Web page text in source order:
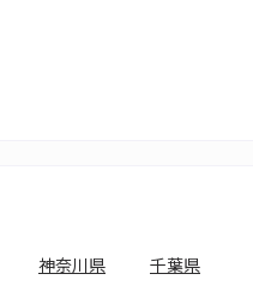
神奈川県
千葉県